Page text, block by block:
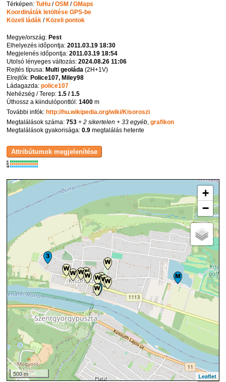
Térképen:TuHu /OSM /GMaps
Koordináták letöltése GPS-be
Közeli ládák / Közeli pontok
Megye/ország: Pest
Elhelyezés időpontja:2011.03.19 18:30
Megjelenés időpontja:2011.03.19 18:54
Utolsó lényeges változás:2024.08.26 11:06
Rejtés típusa: Multi geoláda (2H+1V)
Elrejtők: Police107, Miley98
Ládagazda:police107
Nehézség / Terep:1.5 / 1.5
Úthossz a kiindulóponttól:1400 m
További infók: http://hu.wikipedia.org/wiki/Kisoroszi
Megtalálások száma:753 + 2 sikertelen + 33 egyéb ,grafikon
Megtalálások gyakorisága:0.9 megtalálás hetente
K
R
W
+
−
500 m
Leaflet